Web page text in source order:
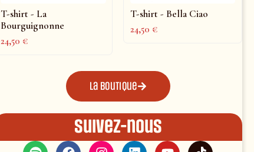
T-shirt - La
Bourguignonne
24,50€
T-shirt - Bella Ciao
24,50€
La boutique
Suivez-nous